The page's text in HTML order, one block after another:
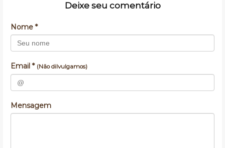
Deixe seu comentário
Nome *
Email * (Não dilvulgamos)
Mensagem